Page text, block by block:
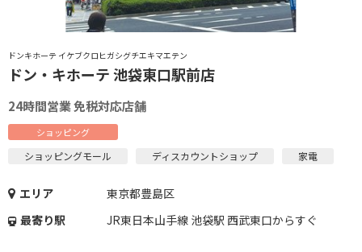
ドンキホーテ イケブクロヒガシグチエキマエテン
ドン・キホーテ 池袋東口駅前店
24時間営業 免税対応店舗
ショッピング
ショッピングモール ディスカウントショップ 家電
エリア
東京都豊島区
最寄り駅
JR東日本山手線 池袋駅 西武東口からすぐ